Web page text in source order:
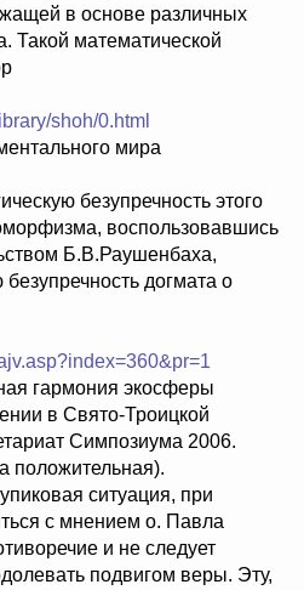
в основе различных
Такой математической
shoh/0.html
мира
безупречность этого
воспользовавшись
Б.В.Раушенбаха,
догмата о
гармония экосферы
в Свято-Троицкой
Симпозиума 2006.
положительная).
ситуация, при
с мнением о. Павла
и не следует
подвигом веры. Эту,